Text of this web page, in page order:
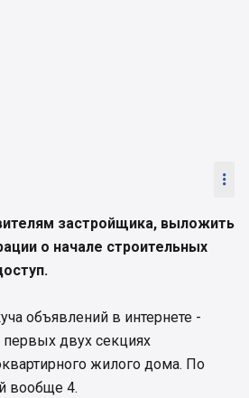

застройщика, выложить
о начале строительных
объявлений в интернете -
двух секциях
жилого дома. По
вообще 4.